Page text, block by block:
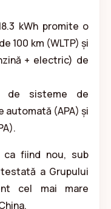
kWh promite o
100 km (WLTP) și
+ electric) de
de sisteme de
automată (APA) și
ca fiind nou, sub
a Grupului
cel mai mare